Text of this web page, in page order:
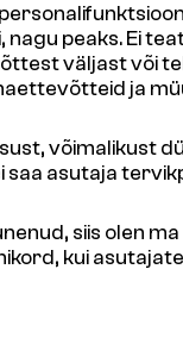
peaks. Ei
väljast või
ja
võimalikust
asutaja
siis olen
kui